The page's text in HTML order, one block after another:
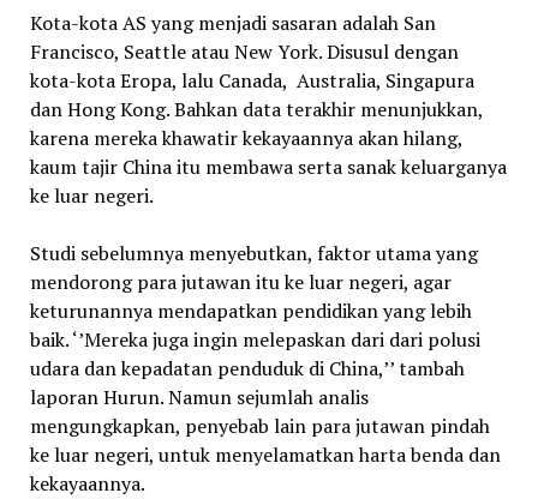
Kota-kota AS yang menjadi sasaran adalah San
Francisco, Seattle atau New York. Disusul dengan
kota-kota Eropa, lalu Canada, Australia, Singapura
dan Hong Kong. Bahkan data terakhir menunjukkan,
karena mereka khawatir kekayaannya akan hilang,
kaum tajir China itu membawa serta sanak keluarganya
ke luar negeri.
Studi sebelumnya menyebutkan, faktor utama yang
mendorong para jutawan itu ke luar negeri, agar
keturunannya mendapatkan pendidikan yang lebih
baik. ‘’Mereka juga ingin melepaskan dari dari polusi
udara dan kepadatan penduduk di China,’’ tambah
laporan Hurun. Namun sejumlah analis
mengungkapkan, penyebab lain para jutawan pindah
ke luar negeri, untuk menyelamatkan harta benda dan
kekayaannya.